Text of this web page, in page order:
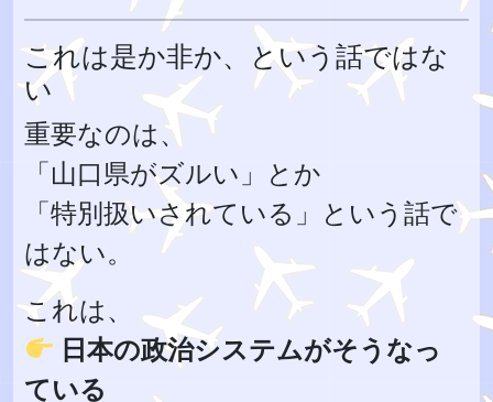
これは是か非か、という話ではな
い
重要なのは、
「山口県がズルい」とか
「特別扱いされている」という話で
はない。
これは、
日本の政治システムがそうなっ
ている